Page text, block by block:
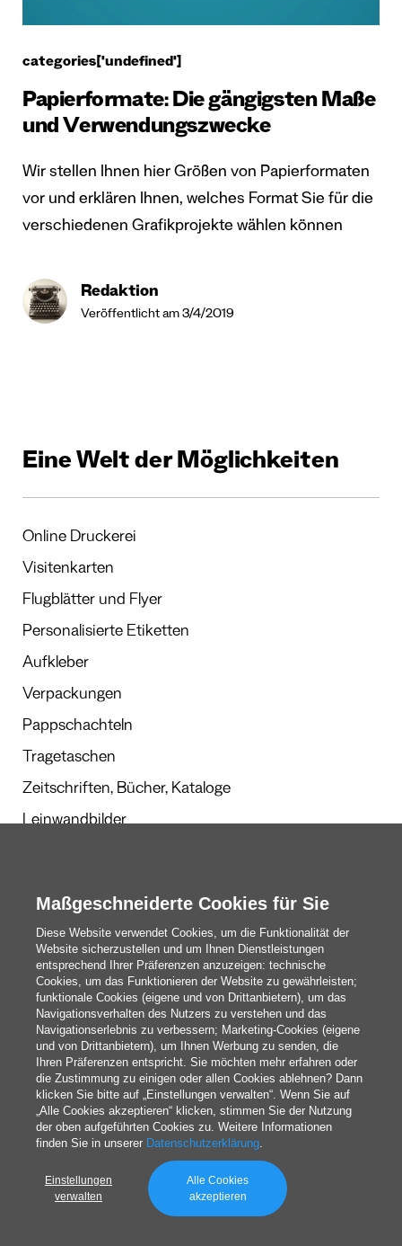
categories['undefined']
Papierformate: Die gängigsten Maße
und Verwendungszwecke
Wir stellen Ihnen hier Größen von Papierformaten
vor und erklären Ihnen, welches Format Sie für die
verschiedenen Grafikprojekte wählen können
Redaktion
Veröffentlicht am 3/4/2019
Eine Welt der Möglichkeiten
Online Druckerei
Visitenkarten
Flugblätter und Flyer
Personalisierte Etiketten
Aufkleber
Verpackungen
Pappschachteln
Tragetaschen
Zeitschriften, Bücher, Kataloge
Leinwandbilder
Redaktion
Das Sind Wir
blog@pixartprinting.com
Privacy policy
Maßgeschneiderte Cookies für Sie
Diese Website verwendet Cookies, um die Funktionalität der
Website sicherzustellen und um Ihnen Dienstleistungen
entsprechend Ihrer Präferenzen anzuzeigen: technische
Cookies, um das Funktionieren der Website zu gewährleisten;
funktionale Cookies (eigene und von Drittanbietern), um das
Navigationsverhalten des Nutzers zu verstehen und das
Navigationserlebnis zu verbessern; Marketing-Cookies (eigene
und von Drittanbietern), um Ihnen Werbung zu senden, die
Ihren Präferenzen entspricht. Sie möchten mehr erfahren oder
die Zustimmung zu einigen oder allen Cookies ablehnen? Dann
klicken Sie bitte auf „Einstellungen verwalten“. Wenn Sie auf
„Alle Cookies akzeptieren“ klicken, stimmen Sie der Nutzung
der oben aufgeführten Cookies zu. Weitere Informationen
finden Sie in unserer Datenschutzerklärung.
Einstellungen
verwalten
Alle Cookies
akzeptieren